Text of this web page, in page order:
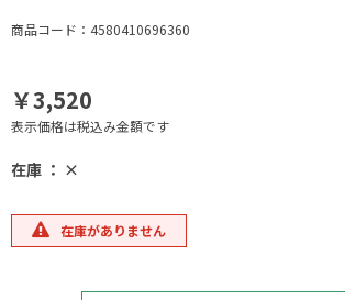
商品コード：4580410696360
￥3,520
表示価格は税込み金額です
在庫 ： ×
在庫がありません